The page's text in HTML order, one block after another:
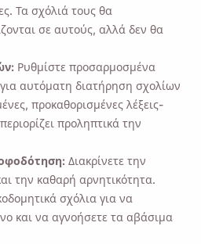
Τα σχόλιά τους θα
σε αυτούς, αλλά δεν θα
Ρυθμίστε προσαρμοσμένα
αυτόματη διατήρηση σχολίων
προκαθορισμένες λέξεις-
προληπτικά την
Διακρίνετε την
την καθαρή αρνητικότητα.
σχόλια για να
και να αγνοήσετε τα αβάσιμα